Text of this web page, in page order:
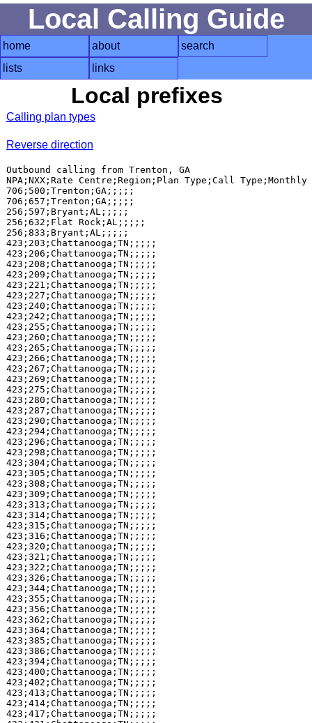
Local Calling Guide
home about
search
lists
links
Local prefixes
Calling plan types
Reverse direction
Outbound calling from Trenton, GA
NPA;NXX;Rate Centre;Region;Plan Type;Call
706;500;Trenton;GA;;;;;
706;657;Trenton;GA;;;;;
256;597;Bryant;AL;;;;;
256;632;Flat Rock;AL;;;;;
256;833;Bryant;AL;;;;;
423;203;Chattanooga;TN;;;;;
423;206;Chattanooga;TN;;;;;
423;208;Chattanooga;TN;;;;;
423;209;Chattanooga;TN;;;;;
423;221;Chattanooga;TN;;;;;
423;227;Chattanooga;TN;;;;;
423;240;Chattanooga;TN;;;;;
423;242;Chattanooga;TN;;;;;
423;255;Chattanooga;TN;;;;;
423;260;Chattanooga;TN;;;;;
423;265;Chattanooga;TN;;;;;
423;266;Chattanooga;TN;;;;;
423;267;Chattanooga;TN;;;;;
423;269;Chattanooga;TN;;;;;
423;275;Chattanooga;TN;;;;;
423;280;Chattanooga;TN;;;;;
423;287;Chattanooga;TN;;;;;
423;290;Chattanooga;TN;;;;;
423;294;Chattanooga;TN;;;;;
423;296;Chattanooga;TN;;;;;
423;298;Chattanooga;TN;;;;;
423;304;Chattanooga;TN;;;;;
423;305;Chattanooga;TN;;;;;
423;308;Chattanooga;TN;;;;;
423;309;Chattanooga;TN;;;;;
423;313;Chattanooga;TN;;;;;
423;314;Chattanooga;TN;;;;;
423;315;Chattanooga;TN;;;;;
423;316;Chattanooga;TN;;;;;
423;320;Chattanooga;TN;;;;;
423;321;Chattanooga;TN;;;;;
423;322;Chattanooga;TN;;;;;
423;326;Chattanooga;TN;;;;;
423;344;Chattanooga;TN;;;;;
423;355;Chattanooga;TN;;;;;
423;356;Chattanooga;TN;;;;;
423;362;Chattanooga;TN;;;;;
423;364;Chattanooga;TN;;;;;
423;385;Chattanooga;TN;;;;;
423;386;Chattanooga;TN;;;;;
423;394;Chattanooga;TN;;;;;
423;400;Chattanooga;TN;;;;;
423;402;Chattanooga;TN;;;;;
423;413;Chattanooga;TN;;;;;
423;414;Chattanooga;TN;;;;;
423;417;Chattanooga;TN;;;;;